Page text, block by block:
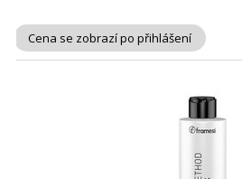
Cena se zobrazí po přihlášení